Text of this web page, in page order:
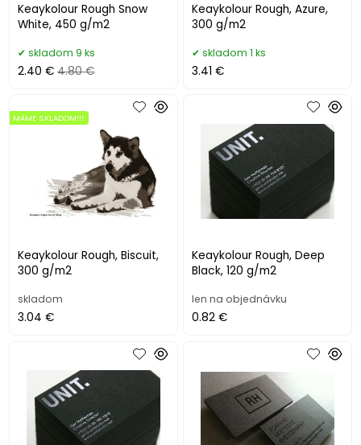
Keaykolour Rough Snow
White, 450 g/m2
skladom 9 ks
2.40 € 4.80 €
Keaykolour Rough, Azure,
300 g/m2
skladom 1 ks
3.41 €
Keaykolour Rough, Biscuit,
300 g/m2
MÁME SKLADOM!!!
skladom
3.04 €
Keaykolour Rough, Deep
Black, 120 g/m2
len na objednávku
0.82 €